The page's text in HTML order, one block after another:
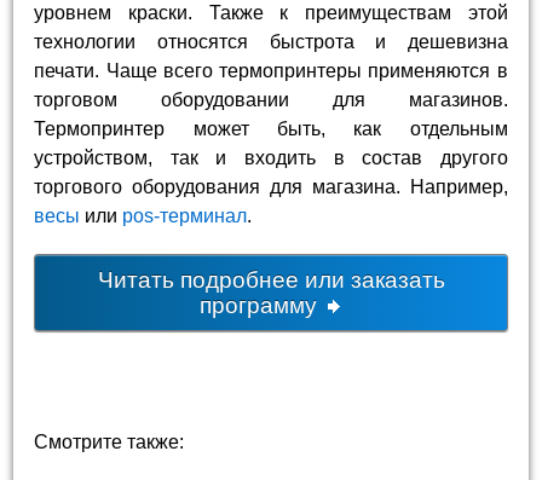
уровнем краски. Также к преимуществам этой
технологии относятся быстрота и дешевизна
печати. Чаще всего термопринтеры применяются в
торговом оборудовании для магазинов.
Термопринтер может быть, как отдельным
устройством, так и входить в состав другого
торгового оборудования для магазина. Например,
весы или pos-терминал.
Читать подробнее или заказать
программу
Смотрите также: